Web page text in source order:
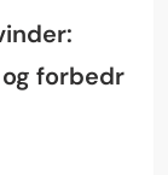
forbedr